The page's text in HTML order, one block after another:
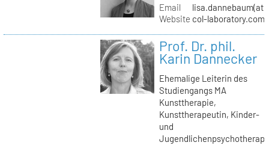
Email
Website col-laboratory.com
Prof. Dr. phil.
Karin Dannecker
Ehemalige Leiterin des
Studiengangs MA
Kunsttherapie,
Kunsttherapeutin, Kinder-
und